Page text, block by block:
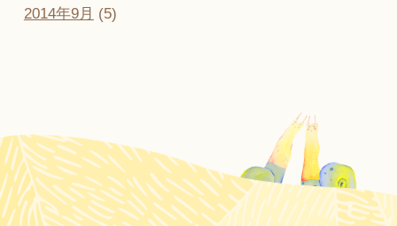
2014年9月 (5)